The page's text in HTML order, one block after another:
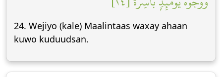
24. Wejiyo (kale) Maalintaas waxay ahaan
kuwo kuduudsan.